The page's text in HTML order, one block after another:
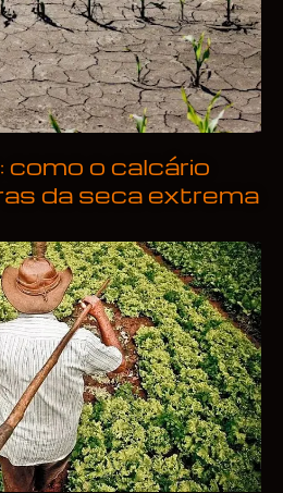
como o calcário
da seca extrema